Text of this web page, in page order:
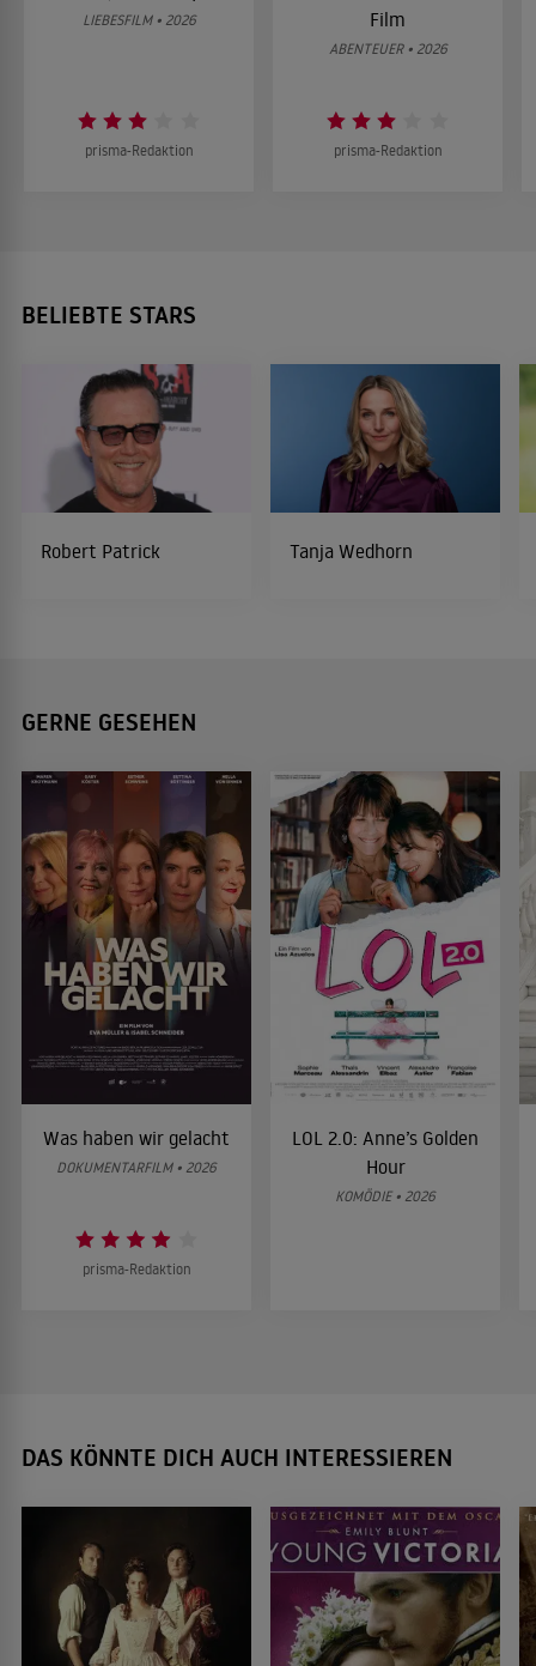
LIEBESFILM • 2026
prisma-Redaktion
Film
ABENTEUER • 2026
prisma-Redaktion
BELIEBTE STARS
Robert Patrick Tanja Wedhorn
GERNE GESEHEN
Was haben wir gelacht
DOKUMENTARFILM • 2026
prisma-Redaktion
LOL 2.0: Anne’s Golden
Hour
KOMÖDIE • 2026
DAS KÖNNTE DICH AUCH INTERESSIEREN